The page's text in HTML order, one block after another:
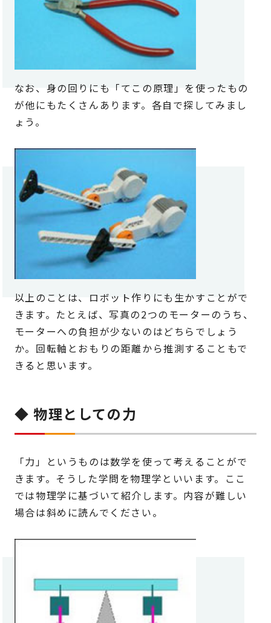
なお、身の回りにも「てこの原理」を使ったもの
が他にもたくさんあります。各自で探してみまし
ょう。
以上のことは、ロボット作りにも生かすことがで
きます。たとえば、写真の2つのモーターのうち、
モーターへの負担が少ないのはどちらでしょう
か。回転軸とおもりの距離から推測することもで
きると思います。
◆ 物理としての力
「力」というものは数学を使って考えることがで
きます。そうした学問を物理学といいます。ここ
では物理学に基づいて紹介します。内容が難しい
場合は斜めに読んでください。